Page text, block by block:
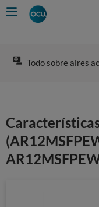
Skip
to
Todo sobre aires